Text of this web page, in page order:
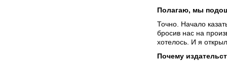
Полагаю, мы
Точно. Начало
бросив нас на
хотелось. И я
Почему